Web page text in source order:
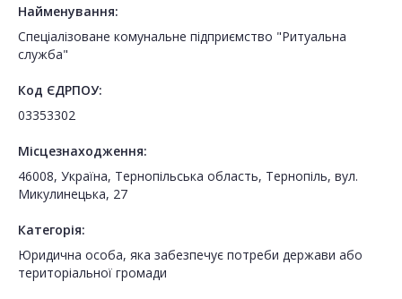
Найменування:
Спеціалізоване комунальне підприємство "Ритуальна
служба"
Код ЄДРПОУ:
03353302
Місцезнаходження:
46008, Україна, Тернопільська область, Тернопіль, вул.
Микулинецька, 27
Категорія:
Юридична особа, яка забезпечує потреби держави або
територіальної громади